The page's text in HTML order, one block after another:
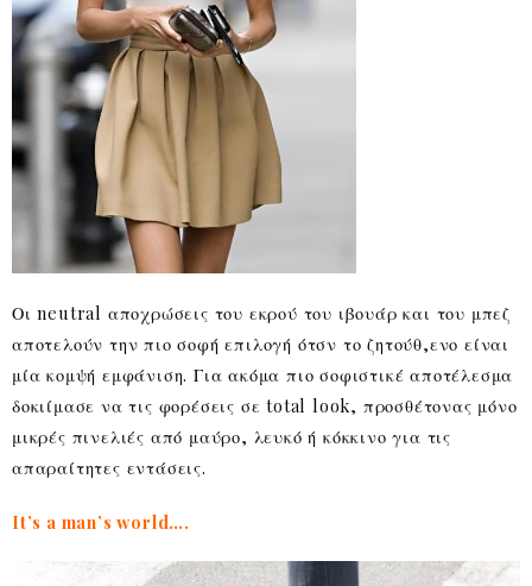
Οι neutral αποχρώσεις του εκρού του ιβουάρ και του μπεζ
αποτελούν την πιο σοφή επιλογή ότσν το ζητούθ,ενο είναι
μία κομψή εμφάνιση. Για ακόμα πιο σοφιστικέ αποτέλεσμα
δοκιίμασε να τις φορέσεις σε total look, προσθέτονας μόνο
μικρές πινελιές από μαύρο, λευκό ή κόκκινο για τις
απαραίτητες εντάσεις.
It’s a man’s world….